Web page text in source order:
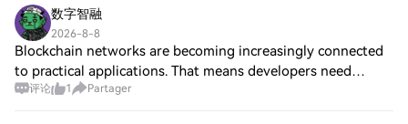
数字智融
2026-8-8
Blockchain networks are becoming increasingly connected
to practical applications. That means developers need
infrastructure capable of connecting on-chain logic with
评论 1 Partager